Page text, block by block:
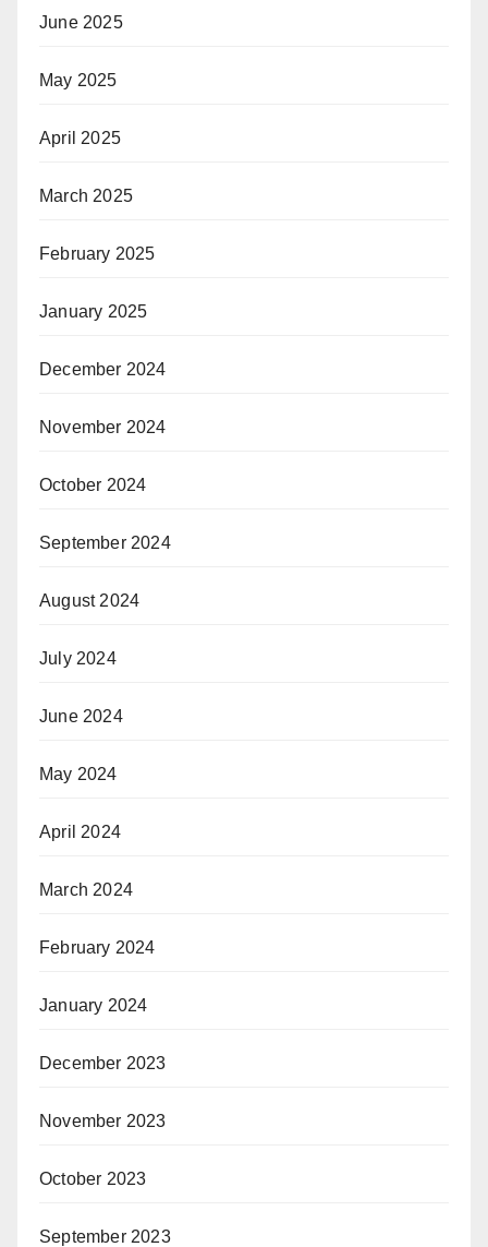
June 2025
May 2025
April 2025
March 2025
February 2025
January 2025
December 2024
November 2024
October 2024
September 2024
August 2024
July 2024
June 2024
May 2024
April 2024
March 2024
February 2024
January 2024
December 2023
November 2023
October 2023
September 2023